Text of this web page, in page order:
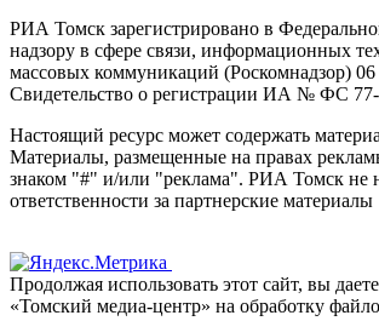
РИА Томск зарегистрировано в
надзору в сфере связи, информационных
массовых коммуникаций (Роскомнадзор) 06
Свидетельство о регистрации ИА № ФС
Настоящий ресурс может содержать
Материалы, размещенные на правах
знаком "#" и/или "реклама". РИА Томск не
ответственности за партнерские материалы
Продолжая использовать этот сайт, вы
«Томский медиа-центр» на обработку